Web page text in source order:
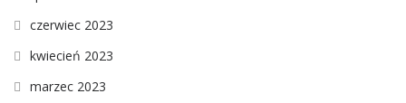
czerwiec 2023
kwiecień 2023
marzec 2023